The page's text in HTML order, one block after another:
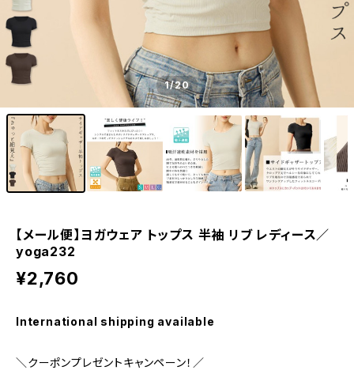
1/20
【メール便】ヨガウェア トップス 半袖 リブ レディース／
yoga232
¥2,760
International shipping available
＼クーポンプレゼントキャンペーン！／